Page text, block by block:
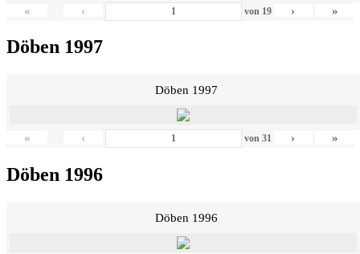
« ‹ von 19 › »
Döben 1997
Döben 1997
« ‹ von 31 › »
Döben 1996
Döben 1996